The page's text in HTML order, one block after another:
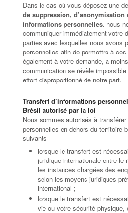
Dans le cas où vous déposez une
de suppression, d’anonymisation
informations personnelles, nous
communiquer immédiatement votre
parties avec lesquelles nous avons
personnelles afin de permettre à
également à votre demande, à
communication se révèle impossible
effort disproportionné de notre part.
Transfert d’informations
Brésil autorisé par la loi
Nous sommes autorisés à
personnelles en dehors du territoire
suivants
lorsque le transfert est
juridique internationale entre le
les instances chargées des
selon les moyens juridiques
international ;
lorsque le transfert est
vie ou votre sécurité physique,